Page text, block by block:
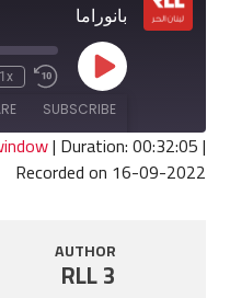
بانوراما
Play
Episode
10
1x
SUBSCRIBE
SHARE
| Duration: 00:32:05|
Recorded on 16-09-2022
AUTHOR
RLL 3